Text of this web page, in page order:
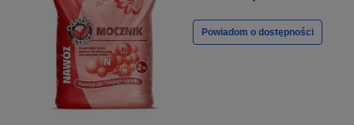
Powiadom o dostępności